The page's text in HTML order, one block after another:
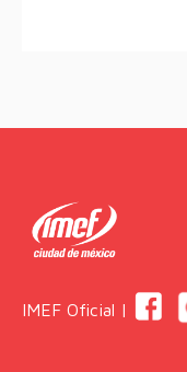
IMEF Oficial |